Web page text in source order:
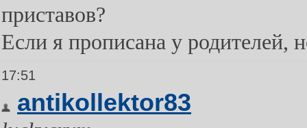
приставов?
Если я прописана у родителей,
17:51
antikollektor83